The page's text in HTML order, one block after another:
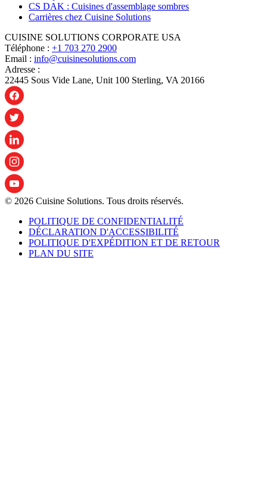
CS DAK : Cuisines d'assemblage sombres
Carrières chez Cuisine Solutions
CUISINE SOLUTIONS CORPORATE USA
Téléphone : +1 703 270 2900
Email : info@cuisinesolutions.com
Adresse :
22445 Sous Vide Lane, Unit 100 Sterling, VA 20166
© 2026 Cuisine Solutions. Tous droits réservés.
POLITIQUE DE CONFIDENTIALITÉ
DÉCLARATION D'ACCESSIBILITÉ
POLITIQUE D'EXPÉDITION ET DE RETOUR
PLAN DU SITE